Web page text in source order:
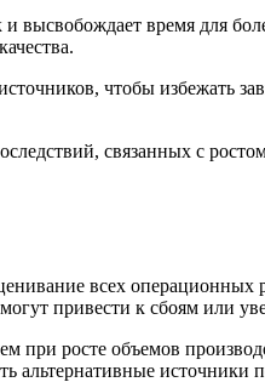
время для
чтобы избежать
связанных с
всех
привести к сбоям или
росте объемов
альтернативные источники